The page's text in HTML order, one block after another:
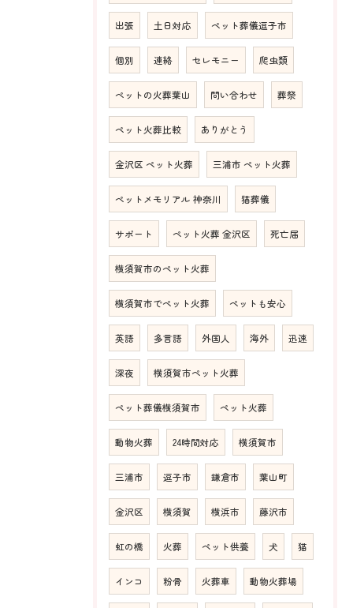
出張 土日対応 ペット葬儀逗子市
個別 連絡 セレモニー 爬虫類
ペットの火葬葉山 問い合わせ 葬祭
ペット火葬比較 ありがとう
金沢区 ペット火葬 三浦市 ペット火葬
ペットメモリアル 神奈川 猫葬儀
サポート ペット火葬 金沢区 死亡届
横須賀市のペット火葬
横須賀市でペット火葬 ペットも安心
英語 多言語 外国人 海外 迅速
深夜 横須賀市ペット火葬
ペット葬儀横須賀市 ペット火葬
動物火葬 24時間対応 横須賀市
三浦市 逗子市 鎌倉市 葉山町
金沢区 横須賀 横浜市 藤沢市
虹の橋 火葬 ペット供養 犬 猫
インコ 粉骨 火葬車 動物火葬場